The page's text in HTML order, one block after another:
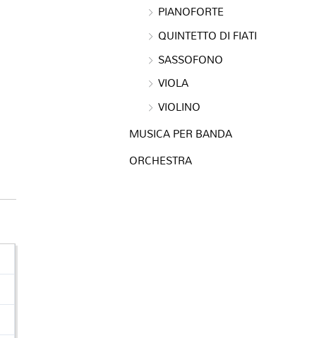
PIANOFORTE
QUINTETTO DI FIATI
SASSOFONO
VIOLA
VIOLINO
MUSICA PER BANDA
ORCHESTRA